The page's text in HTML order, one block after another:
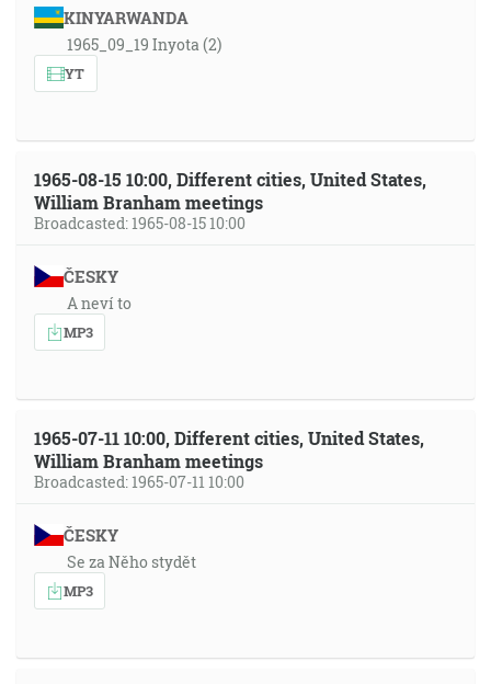
KINYARWANDA
1965_09_19 Inyota (2)
YT
1965-08-15 10:00, Different cities, United States,
William Branham meetings
Broadcasted: 1965-08-15 10:00
ČESKY
A neví to
MP3
1965-07-11 10:00, Different cities, United States,
William Branham meetings
Broadcasted: 1965-07-11 10:00
ČESKY
Se za Něho stydět
MP3